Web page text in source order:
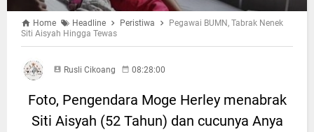
Home Headline Peristiwa
Pegawai BUMN, Tabrak Nenek
Siti Aisyah Hingga Tewas
Rusli Cikoang 08:28:00
Foto, Pengendara Moge Herley menabrak
Siti Aisyah (52 Tahun) dan cucunya Anya